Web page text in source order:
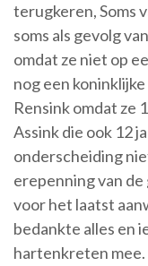
terugkeren, Soms
soms als gevolg
omdat ze niet op
nog een
Rensink omdat ze
Assink die ook 12
onderscheiding
erepenning van
voor het laatst
bedankte alles en
hartenkreten mee.